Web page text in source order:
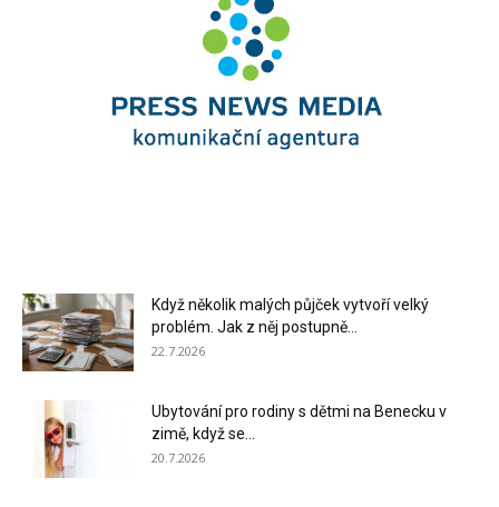
Když několik malých půjček vytvoří velký
problém. Jak z něj postupně...
22.7.2026
Ubytování pro rodiny s dětmi na Benecku v
zimě, když se...
20.7.2026